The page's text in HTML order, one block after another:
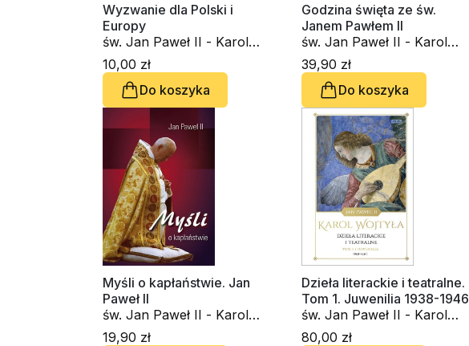
Wyzwanie dla Polski i
Europy
św. Jan Paweł II - Karol
Wojtyła
10,00 zł
Do koszyka
Godzina święta ze św.
Janem Pawłem II
św. Jan Paweł II - Karol
Wojtyła
39,90 zł
Do koszyka
Myśli o kapłaństwie. Jan
Paweł II
św. Jan Paweł II - Karol
Wojtyła
19,90 zł
Dzieła literackie i teatralne.
Tom 1. Juwenilia 1938-1946
św. Jan Paweł II - Karol
Wojtyła
80,00 zł